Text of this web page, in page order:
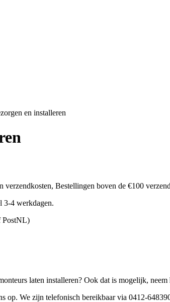
en installeren
Bestellingen boven de €100
3-4 werkdagen.
PostNL)
laten installeren? Ook dat is mogelijk,
op. We zijn telefonisch bereikbaar via 0412-